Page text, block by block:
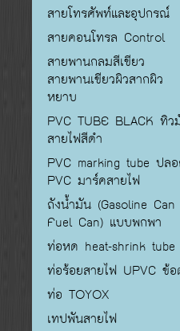
สายโทรศัพท์และอุปกรณ์
สายคอนโทรล Control
สายพานกลมสีเขียว
สายพานเขียวผิวสากผิว
หยาบ
PVC TUBE BLACK ทิว
สายไฟสีดำ
PVC marking tube ปล
PVC มาร์คสายไฟ
ถังน้ำมัน (Gasoline
Fuel Can) แบบพกพา
ท่อหด heat-shrink tube
ท่อร้อยสายไฟ UPVC ข้
ท่อ TOYOX
เทปพันสายไฟ